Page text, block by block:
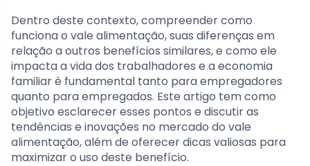
Dentro deste contexto, compreender como
funciona o vale alimentação, suas diferenças em
relação a outros benefícios similares, e como ele
impacta a vida dos trabalhadores e a economia
familiar é fundamental tanto para empregadores
quanto para empregados. Este artigo tem como
objetivo esclarecer esses pontos e discutir as
tendências e inovações no mercado do vale
alimentação, além de oferecer dicas valiosas para
maximizar o uso deste benefício.